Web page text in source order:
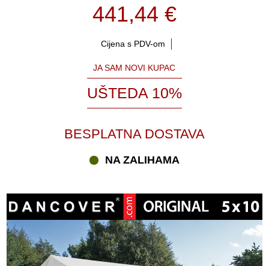
441,44 €
Cijena s PDV-om
JA SAM NOVI KUPAC
UŠTEDA 10%
BESPLATNA DOSTAVA
NA ZALIHAMA